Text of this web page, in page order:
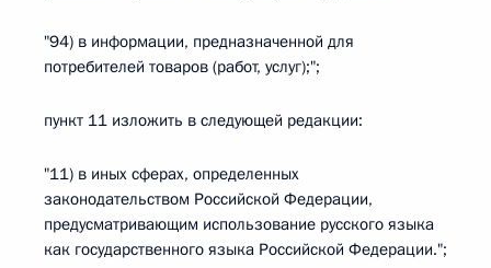
"94) в информации, предназначенной для
потребителей товаров (работ, услуг);";
пункт 11 изложить в следующей редакции:
"11) в иных сферах, определенных
законодательством Российской Федерации,
предусматривающим использование русского языка
как государственного языка Российской Федерации.";